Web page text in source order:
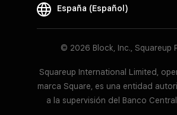
España (Español)
© 2026 Block, Inc., Squareup
Squareup International Limited,
marca Square, es una entidad
a la supervisión del Banco